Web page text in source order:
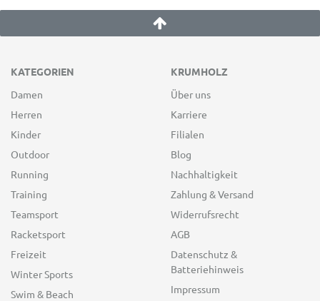
KATEGORIEN
Damen
Herren
Kinder
Outdoor
Running
Training
Teamsport
Racketsport
Freizeit
Winter Sports
Swim & Beach
KRUMHOLZ
Über uns
Karriere
Filialen
Blog
Nachhaltigkeit
Zahlung & Versand
Widerrufsrecht
AGB
Datenschutz &
Batteriehinweis
Impressum